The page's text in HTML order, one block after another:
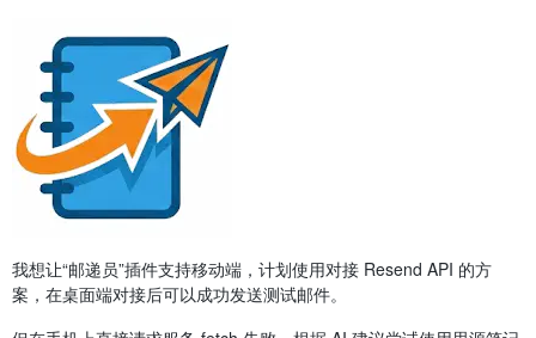
我想让“邮递员”插件支持移动端，计划使用对接 Resend API 的方
案，在桌面端对接后可以成功发送测试邮件。